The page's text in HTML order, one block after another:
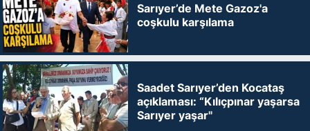
Sarıyer’de Mete Gazoz'a
coşkulu karşılama
Saadet Sarıyer’den Kocataş
açıklaması: “Kılıçpınar yaşarsa
Sarıyer yaşar"